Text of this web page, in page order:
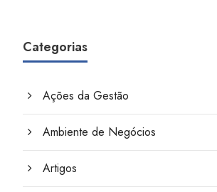
Categorias
Ações da Gestão
Ambiente de Negócios
Artigos